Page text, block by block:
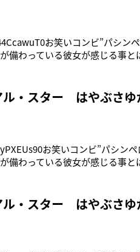
お笑いコンビ”パシン
備わっている彼女が感じる事
ル・スター はやぶさ
お笑いコンビ”パシン
備わっている彼女が感じる事
ル・スター はやぶさ